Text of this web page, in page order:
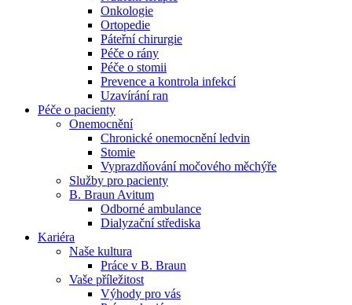
ambulance.
Onkologie
Ortopedie
Páteřní chirurgie
Péče o rány
Péče o stomii
Prevence a kontrola infekcí
Uzavírání ran
Péče o pacienty
Onemocnění
Chronické onemocnění ledvin
Stomie
Vyprazdňování močového měchýře
Služby pro pacienty
B. Braun Avitum
Odborné ambulance
Dialyzační střediska
Kariéra
Naše kultura
Práce v B. Braun
Vaše příležitost​
Výhody pro vás